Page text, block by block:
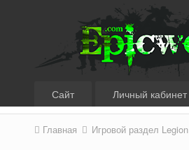
Сайт Личный кабинет
Главная Игровой раздел Legion